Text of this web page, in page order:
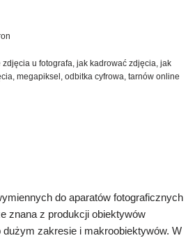
zdjęcia u fotografa, jak kadrować zdjęcia, jak
, megapiksel , odbitka cyfrowa, tarnów online
do aparatów fotograficznych
znana z produkcji obiektywów
zakresie i makroobiektywów. W